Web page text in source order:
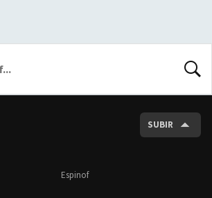
SUBIR
Espinof